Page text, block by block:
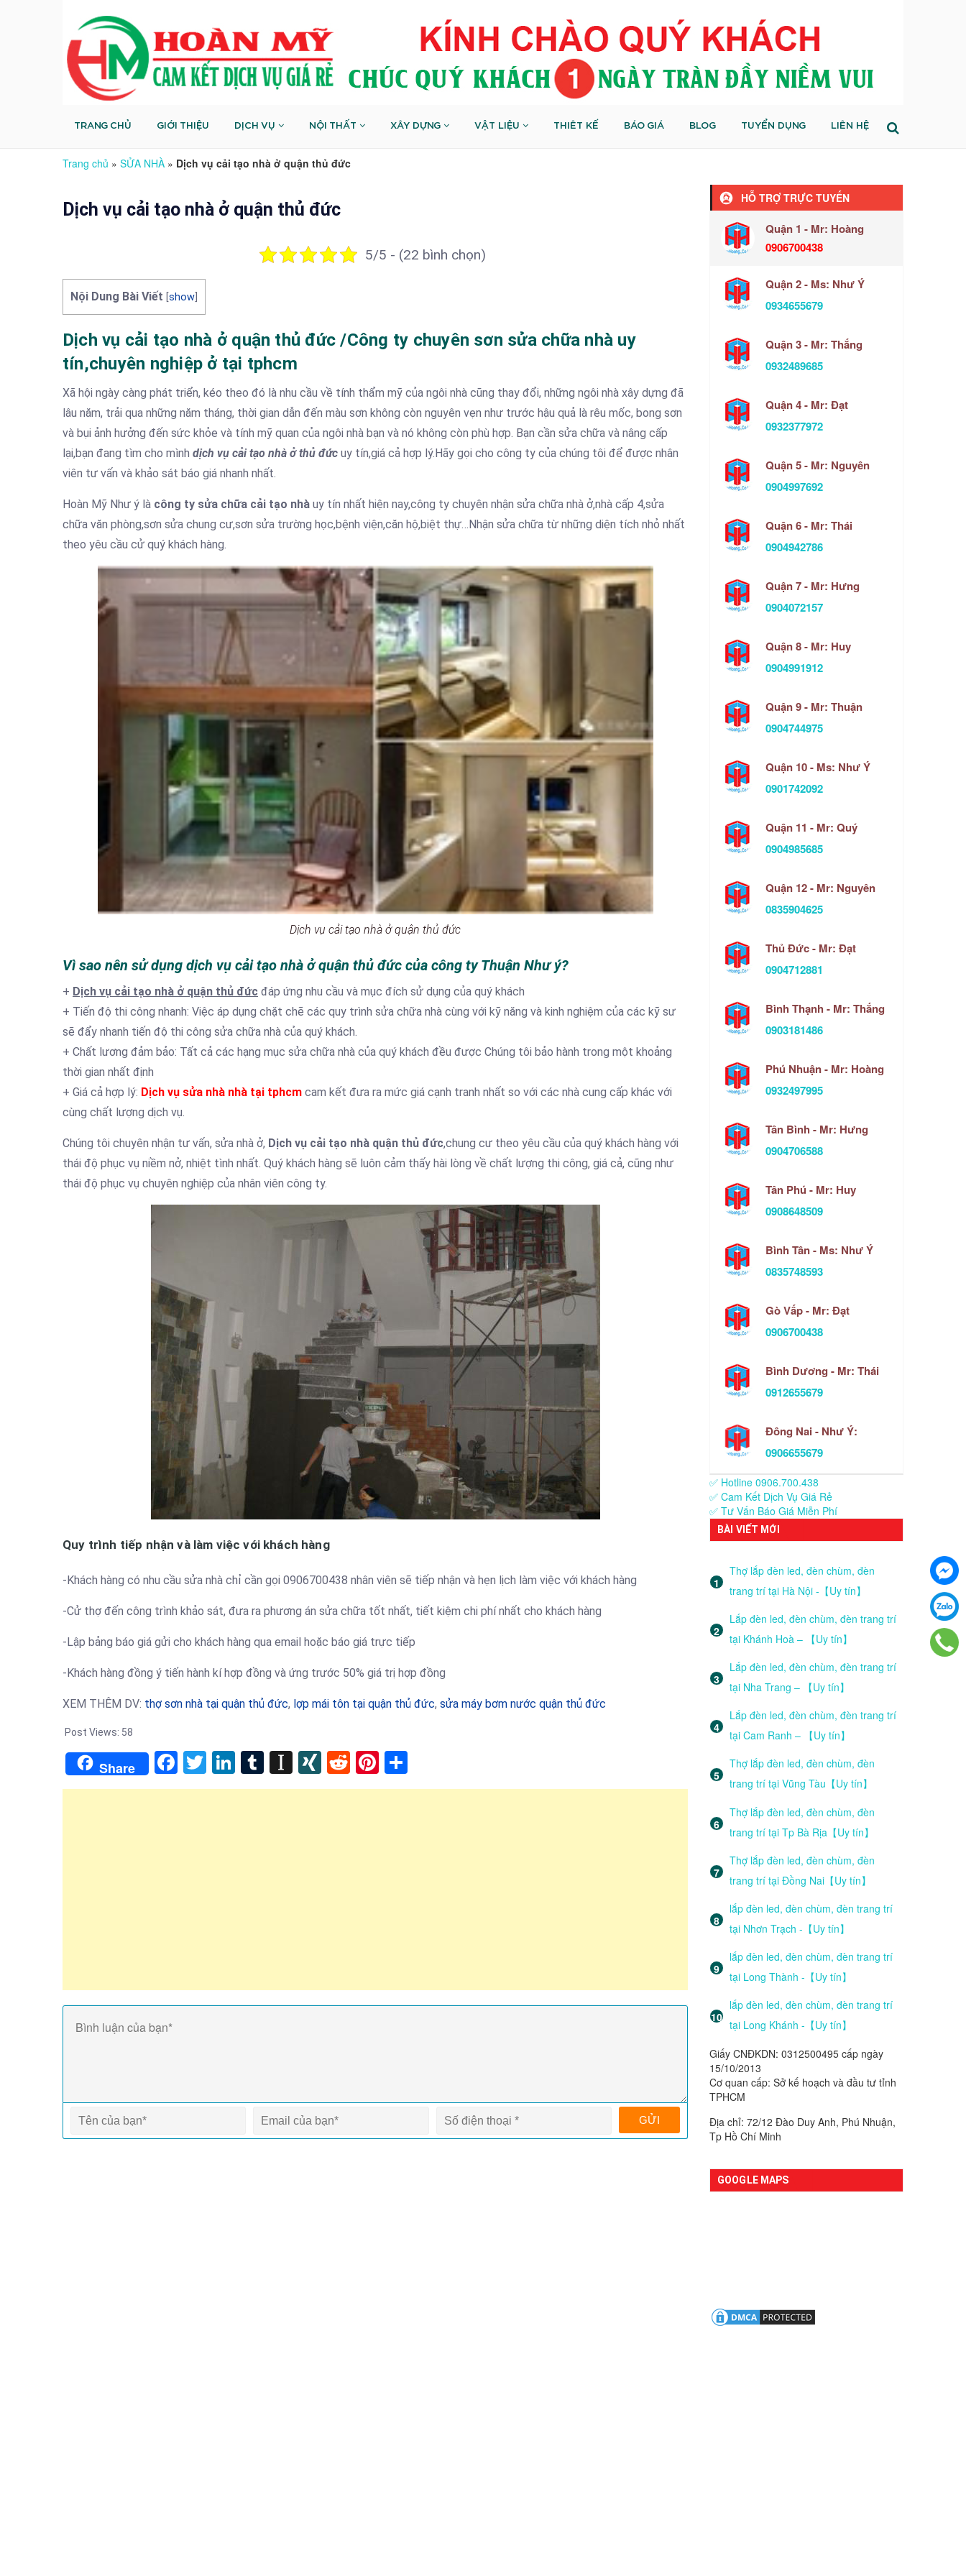
TRANG CHỦ GIỚI THIỆU DỊCH VỤ NỘI THẤT XÂY DỰNG VẬT LIỆU THIÊT KẾ BÁO GIÁ BLOG TUYỂN DỤNG LIÊN HỆ
Trang chủ » SỬA NHÀ » Dịch vụ cải tạo nhà ở quận thủ đức
Dịch vụ cải tạo nhà ở quận thủ đức
5/5 - (22 bình chọn)
Nội Dung Bài Viết show
Dịch vụ cải tạo nhà ở quận thủ đức /Công ty chuyên sơn sửa chữa nhà uy
tín,chuyên nghiệp ở tại tphcm
Xã hội ngày càng phát triển, kéo theo đó là nhu cầu về tính thẩm mỹ của ngôi nhà cũng thay đổi, những ngôi nhà xây dựng đã
lâu năm, trải qua những năm tháng, thời gian dẫn đến màu sơn không còn nguyên vẹn như trước hậu quả là rêu mốc, bong sơn
và bụi ảnh hưởng đến sức khỏe và tính mỹ quan của ngôi nhà bạn và nó không còn phù hợp. Bạn cần sửa chữa và nâng cấp
lại,bạn đang tìm cho mình dịch vụ cải tạo nhà ở thủ đức uy tín,giá cả hợp lý.Hãy gọi cho công ty của chúng tôi để được nhân
viên tư vấn và khảo sát báo giá nhanh nhất.
Hoàn Mỹ Như ý là công ty sửa chữa cải tạo nhà uy tín nhất hiện nay,công ty chuyên nhận sửa chữa nhà ở,nhà cấp 4,sửa
chữa văn phòng,sơn sửa chung cư,sơn sửa trường học,bệnh viện,căn hộ,biệt thự…Nhận sửa chữa từ những diện tích nhỏ nhất
theo yêu cầu cử quý khách hàng.
Dịch vụ cải tạo nhà ở quận thủ đức
Vì sao nên sử dụng dịch vụ cải tạo nhà ở quận thủ đức của công ty Thuận Như ý?
+ Dịch vụ cải tạo nhà ở quận thủ đức đáp ứng nhu cầu và mục đích sử dụng của quý khách
+ Tiến độ thi công nhanh: Việc áp dụng chặt chẽ các quy trình sửa chữa nhà cùng với kỹ năng và kinh nghiệm của các kỹ sư
sẽ đẩy nhanh tiến độ thi công sửa chữa nhà của quý khách.
+ Chất lương đảm bảo: Tất cả các hạng mục sửa chữa nhà của quý khách đều được Chúng tôi bảo hành trong một khoảng
thời gian nhất định
+ Giá cả hợp lý: Dịch vụ sửa nhà nhà tại tphcm cam kết đưa ra mức giá cạnh tranh nhất so với các nhà cung cấp khác với
cùng chất lượng dịch vụ.
Chúng tôi chuyên nhận tư vấn, sửa nhà ở, Dịch vụ cải tạo nhà quận thủ đức,chung cư theo yêu cầu của quý khách hàng với
thái độ phục vụ niềm nở, nhiệt tình nhất. Quý khách hàng sẽ luôn cảm thấy hài lòng về chất lượng thi công, giá cả, cũng như
thái độ phục vụ chuyên nghiệp của nhân viên công ty.
Quy trình tiếp nhận và làm việc với khách hàng
-Khách hàng có nhu cầu sửa nhà chỉ cần gọi 0906700438 nhân viên sẽ tiếp nhận và hẹn lịch làm việc với khách hàng
-Cử thợ đến công trình khảo sát, đưa ra phương án sửa chữa tốt nhất, tiết kiệm chi phí nhất cho khách hàng
-Lập bảng báo giá gửi cho khách hàng qua email hoặc báo giá trực tiếp
-Khách hàng đồng ý tiến hành kí hợp đồng và ứng trước 50% giá trị hợp đồng
XEM THÊM DV: thợ sơn nhà tại quận thủ đức, lợp mái tôn tại quận thủ đức, sửa máy bơm nước quận thủ đức
Post Views: 58
Share Facebook
TwitterLinkedIn
Tumblr
Instapaper
XINGRedditPinterest
HỖ TRỢ TRỰC TUYẾN
Quận 1 - Mr: Hoàng
0906700438
Quận 2 - Ms: Như Ý
0934655679
Quận 3 - Mr: Thắng
0932489685
Quận 4 - Mr: Đạt
0932377972
Quận 5 - Mr: Nguyên
0904997692
Quận 6 - Mr: Thái
0904942786
Quận 7 - Mr: Hưng
0904072157
Quận 8 - Mr: Huy
0904991912
Quận 9 - Mr: Thuận
0904744975
Quận 10 - Ms: Như Ý
0901742092
Quận 11 - Mr: Quý
0904985685
Quận 12 - Mr: Nguyên
0835904625
Thủ Đức - Mr: Đạt
0904712881
Bình Thạnh - Mr: Thắng
0903181486
Phú Nhuận - Mr: Hoàng
0932497995
Tân Bình - Mr: Hưng
0904706588
Tân Phú - Mr: Huy
0908648509
Bình Tân - Ms: Như Ý
0835748593
Gò Vấp - Mr: Đạt
0906700438
Bình Dương - Mr: Thái
0912655679
Đông Nai - Như Ý:
0906655679
✅ Hotline 0906.700.438
✅ Cam Kết Dịch Vụ Giá Rẻ
✅ Tư Vấn Báo Giá Miễn Phí
BÀI VIẾT MỚI
Thợ lắp đèn led, đèn chùm, đèn
trang trí tại Hà Nội -【Uy tín】
Lắp đèn led, đèn chùm, đèn trang trí
tại Khánh Hoà – 【Uy tín】
Lắp đèn led, đèn chùm, đèn trang trí
tại Nha Trang – 【Uy tín】
Lắp đèn led, đèn chùm, đèn trang trí
tại Cam Ranh – 【Uy tín】
Thợ lắp đèn led, đèn chùm, đèn
trang trí tại Vũng Tàu【Uy tín】
Thợ lắp đèn led, đèn chùm, đèn
trang trí tại Tp Bà Rịa【Uy tín】
Thợ lắp đèn led, đèn chùm, đèn
trang trí tại Đồng Nai【Uy tín】
lắp đèn led, đèn chùm, đèn trang trí
tại Nhơn Trạch -【Uy tín】
lắp đèn led, đèn chùm, đèn trang trí
tại Long Thành -【Uy tín】
lắp đèn led, đèn chùm, đèn trang trí
tại Long Khánh -【Uy tín】
Giấy CNĐKDN: 0312500495 cấp ngày
15/10/2013
Cơ quan cấp: Sở kế hoạch và đầu tư tỉnh
TPHCM
Địa chỉ: 72/12 Đào Duy Anh, Phú Nhuận,
Tp Hồ Chí Minh
GOOGLE MAPS